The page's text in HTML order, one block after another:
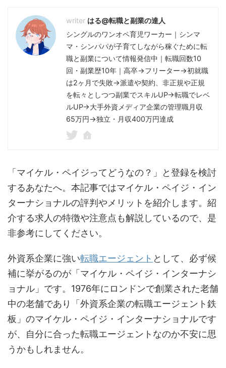
はる@転職と副業の達人
シングルのワンオペ育児ワーカー｜シンマ
マ・シンパパが子育てしながら稼ぐために転
職と副業について情報発信中｜転職回数10
回・副業歴10年｜高卒→フリーター→初就職
は2ヶ月で失敗→派遣や契約、非正規や正規
を転々としつつ副業でスキルUP→転職でレベ
ルUP→大手外資メディア企業の管理職月収
65万円→独立・月収400万円達成
「マイケル・ペイジってどうなの？」と登録を検討
するあなたへ。本記事ではマイケル・ペイジ・イン
ターナショナルの評判やメリットを紹介します。紹
介する求人の特徴や注意点も解説しているので、是
非参考にしてください。
外資系企業に強い転職エージェント として、必ず候
補に挙がるのが「マイケル・ペイジ・インターナシ
ョナル」です。1976年にロンドンで創業された老舗
中の老舗であり「外資系企業の転職エージェント鉄
板」のマイケル・ペイジ・インターナショナルです
が、自分に合った転職エージェントなのか不安に思
うかもしれません。